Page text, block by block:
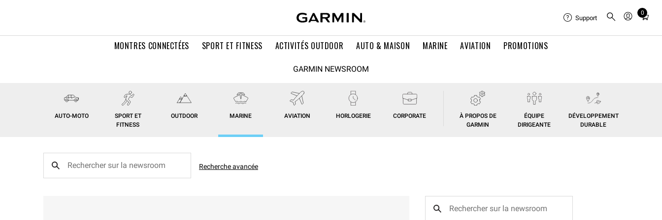
MONTRES CONNECTÉES SPORT ET FITNESS ACTIVITÉS OUTDOOR AUTO & MAISON MARINE AVIATION PROMOTIONS
Support
0
Total
in
GARMIN NEWSROOM
AUTO-MOTO
SPORT ET
FITNESS
OUTDOOR MARINE AVIATION HORLOGERIE CORPORATE
À PROPOS DE
GARMIN
ÉQUIPE
DIRIGEANTE
DÉVELOPPEMENT
DURABLE
Recherche avancée